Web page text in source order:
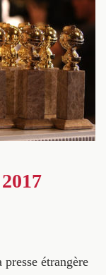
étrangère